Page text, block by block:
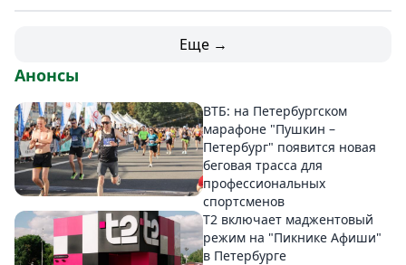
Еще →
Анонсы
ВТБ: на Петербургском
марафоне "Пушкин –
Петербург" появится новая
беговая трасса для
профессиональных
спортсменов
Т2 включает маджентовый
режим на "Пикнике Афиши"
в Петербурге